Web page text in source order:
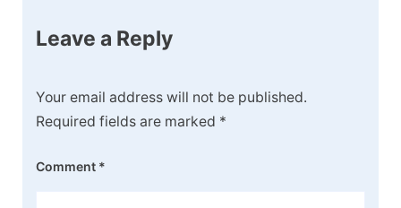
Leave a Reply
Your email address will not be published.
Required fields are marked *
Comment *